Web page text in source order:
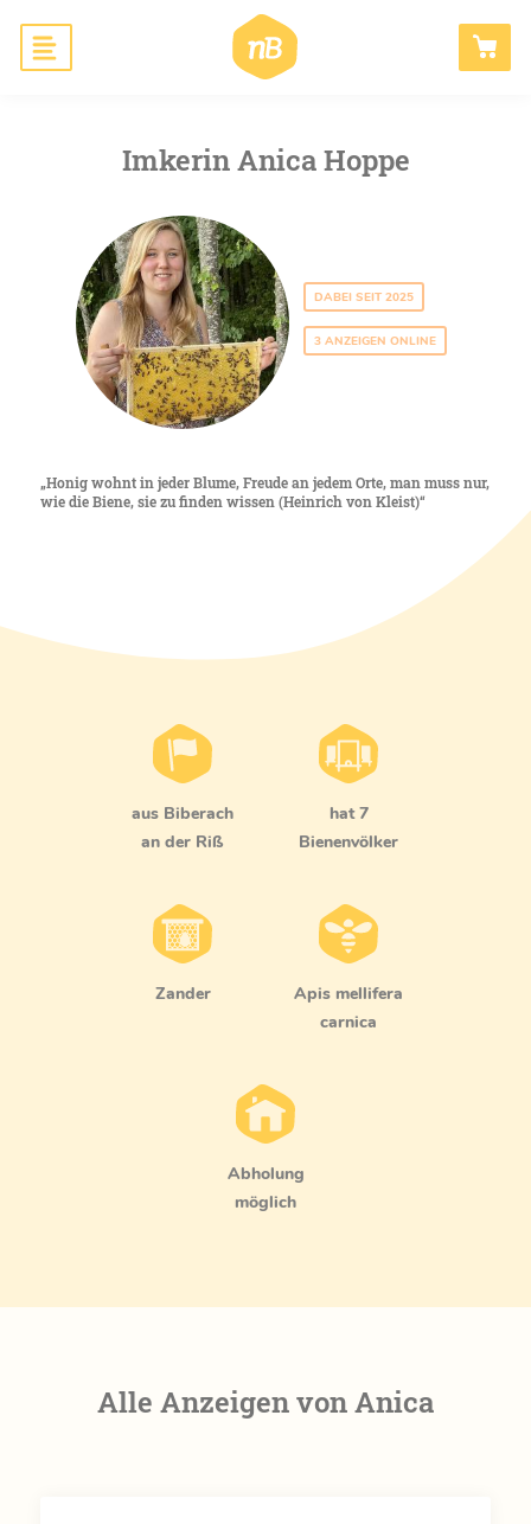
Bienen schaffenImkerin Anica Hoppe
DABEI SEIT 2025
3 ANZEIGEN ONLINE
Honig wohnt in jeder Blume, Freude an jedem Orte, man muss nur,
wie die Biene, sie zu finden wissen (Heinrich von Kleist)
aus Biberach
an der Riß
hat 7
Bienenvölker
Zander
Apis mellifera
carnica
Abholung
möglich
Alle Anzeigen von Anica